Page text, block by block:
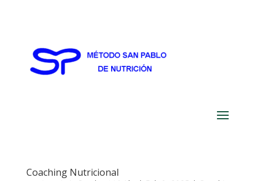
Coaching Nutricional